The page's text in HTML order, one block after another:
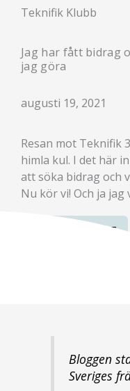
Teknifik Klubb
Jag har fått bidrag
jag göra
augusti 19, 2021
Resan mot Teknifik
himla kul. I det här
att söka bidrag och
Nu kör vi! Och ja jag
LÄS INLÄGGET
Bloggen
Sveriges